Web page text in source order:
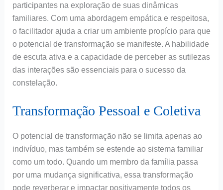
participantes na exploração de suas dinâmicas
familiares. Com uma abordagem empática e respeitosa,
o facilitador ajuda a criar um ambiente propício para que
o potencial de transformação se manifeste. A habilidade
de escuta ativa e a capacidade de perceber as sutilezas
das interações são essenciais para o sucesso da
constelação.
Transformação Pessoal e Coletiva
O potencial de transformação não se limita apenas ao
indivíduo, mas também se estende ao sistema familiar
como um todo. Quando um membro da família passa
por uma mudança significativa, essa transformação
pode reverberar e impactar positivamente todos os